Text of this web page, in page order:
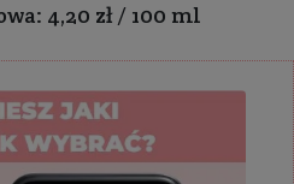
4,20 zł / 100 ml